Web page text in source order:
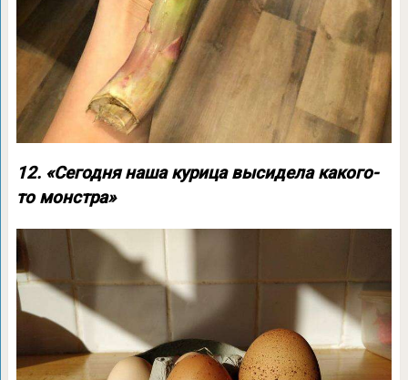
12. «Сегодня наша курица высидела какого-
то монстра»